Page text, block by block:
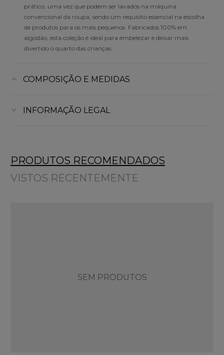
prático, uma vez que podem ser lavados na máquina
convencional da roupa, sendo um requisito essencial na escolha
de produtos para os mais pequenos. Fabricados 100% em
algodão, esta coleção é ideal para embelezar e deixar mais
divertido o quarto das crianças.
COMPOSIÇÃO E MEDIDAS
INFORMAÇÃO LEGAL
PRODUTOS RECOMENDADOS
VISTOS RECENTEMENTE
SEM PRODUTOS